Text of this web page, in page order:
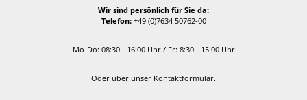
Wir sind persönlich für Sie da:
Telefon:+49 (0)7634 50762-00
Mo-Do: 08:30 - 16:00 Uhr / Fr: 8:30 - 15.00 Uhr
Oder über unser Kontaktformular.